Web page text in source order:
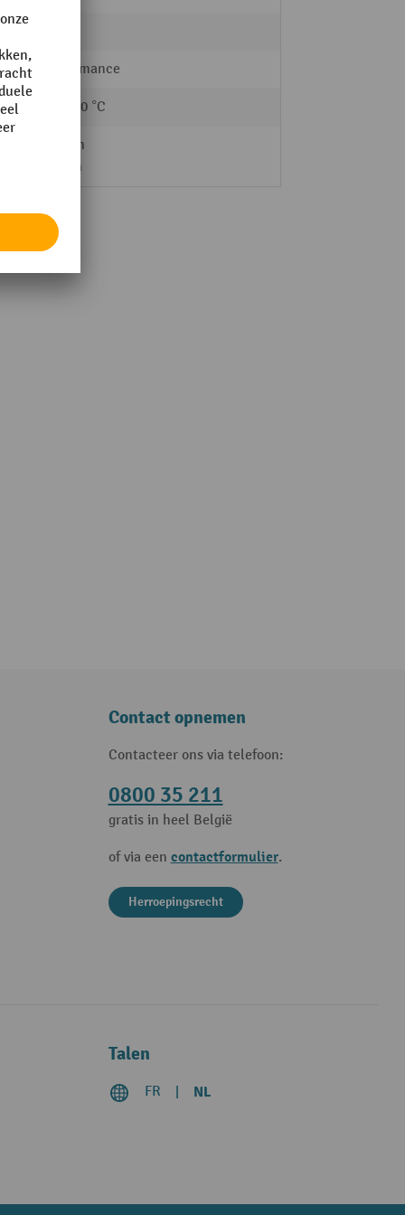
Performance
-40 - 60 °C
Binnen
Buiten
Contact opnemen
Contacteer ons via telefoon:
0800 35 211
gratis in heel België
of via een contactformulier.
Herroepingsrecht
Talen
FR NL